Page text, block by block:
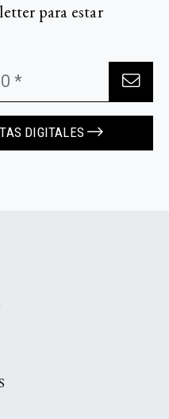
para estar
DIGITALES